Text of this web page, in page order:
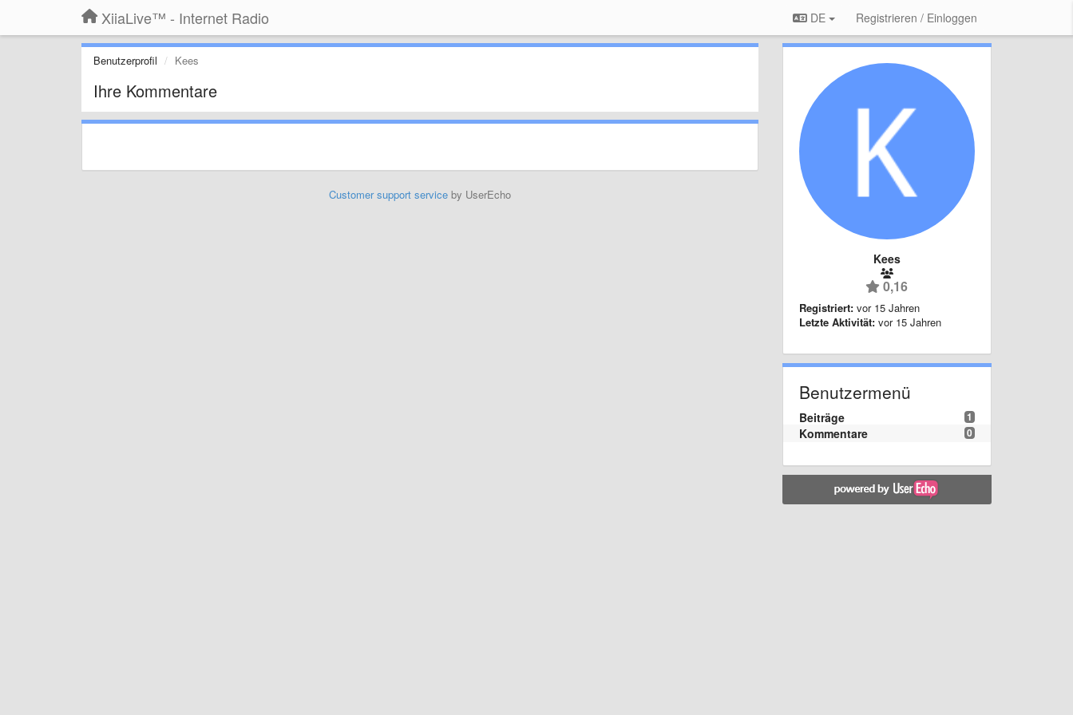
XiiaLive™ - Internet Radio DE Registrieren / Einloggen
Benutzerprofil Kees
Ihre Kommentare
Customer support serviceby UserEcho
Kees
0,16
Registriert: vor 15 Jahren
Letzte Aktivität: vor 15 Jahren
Benutzermenü
1
Beiträge
0
Kommentare